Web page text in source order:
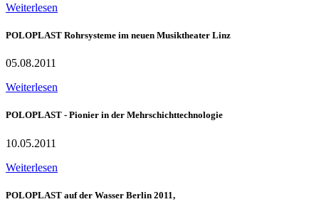
Weiterlesen
POLOPLAST Rohrsysteme im neuen Musiktheater Linz
05.08.2011
Weiterlesen
POLOPLAST - Pionier in der Mehrschichttechnologie
10.05.2011
Weiterlesen
POLOPLAST auf der Wasser Berlin 2011,